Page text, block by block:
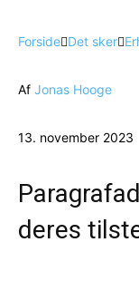
Forside Det sker
Af Jonas Hooge
13. november 2023
deres